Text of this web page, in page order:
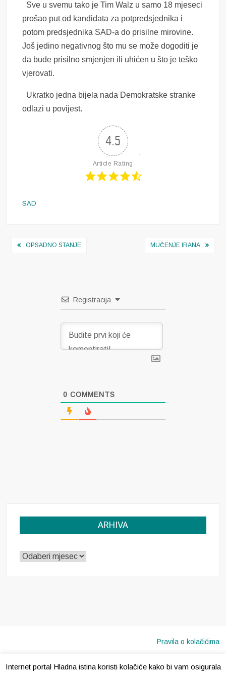
Sve u svemu tako je Tim Walz u samo 18 mjeseci
prošao put od kandidata za potpredsjednika i
potom predsjednika SAD-a do prisilne mirovine.
Još jedino negativnog što mu se može dogoditi je
da bude prisilno smjenjen ili uhićen u što je teško
vjerovati.
Ukratko jedna bijela nada Demokratske stranke
odlazi u povijest.
4.5
Article Rating
SAD
Navigacija
OPSADNO STANJE MUČENJE IRANA
Registracija
0 COMMENTS
ARHIVA
ARHIVA
Pravila o kolačićima
Internet portal Hladna istina koristi kolačiće kako bi vam osigurala
Copyright © 2020 · Sva prava pridržana · Hladna Istina